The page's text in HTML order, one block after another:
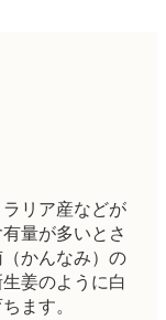
リア産などが
量が多いとさ
かんなみ）の
姜のように白
ます。